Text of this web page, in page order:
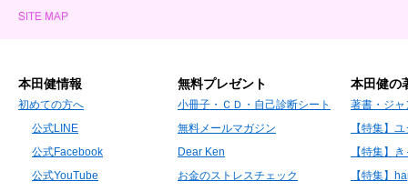
本田健情報
初めての方へ
公式LINE
公式Facebook
公式YouTube
無料プレゼント
小冊子・ＣＤ・自己診断シート
無料メールマガジン
Dear Ken
お金のストレスチェック
本田健の
著書・ジャ
【特集】
【特集】
【特集】